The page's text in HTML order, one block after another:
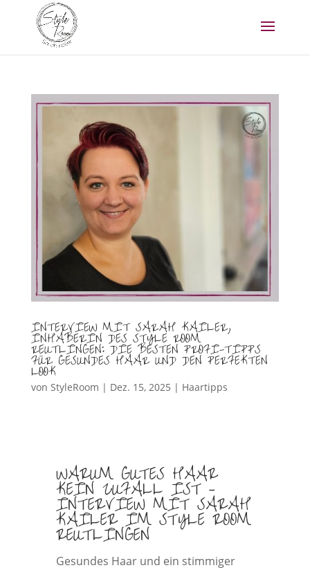
INTERVIEW MIT SARAH KAILER,
INHABERIN DES STYLE ROOM
REUTLINGEN: DIE BESTEN PROFI-TIPPS
FÜR GESUNDES HAAR UND DEN PERFEKTEN
LOOK
von StyleRoom | Dez. 15, 2025 | Haartipps
WARUM GUTES HAAR
KEIN ZUFALL IST –
INTERVIEW MIT SARAH
KAILER IM STYLE ROOM
REUTLINGEN
Gesundes Haar und ein stimmiger